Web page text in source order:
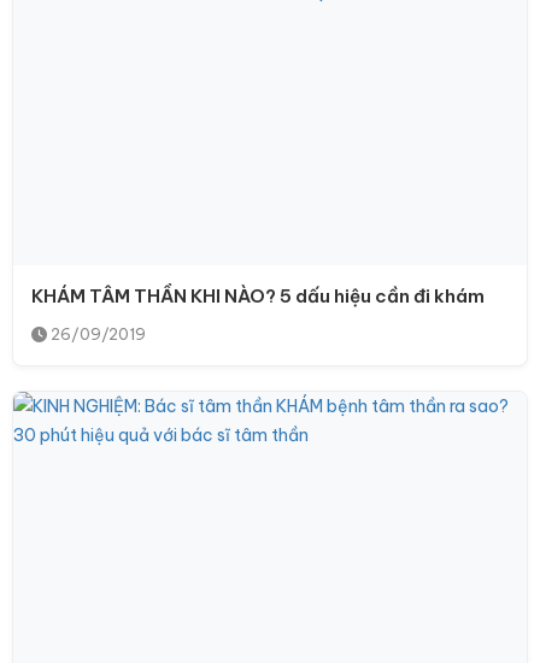
KHÁM TÂM THẦN KHI NÀO? 5 dấu hiệu cần đi khám
26/09/2019